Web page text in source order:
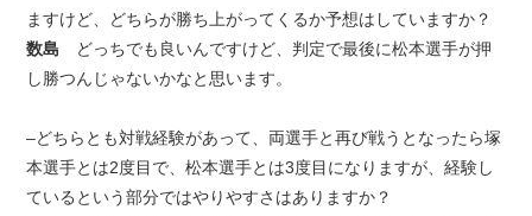
ますけど、どちらが勝ち上がってくるか予想はしていますか？
数島 どっちでも良いんですけど、判定で最後に松本選手が押
し勝つんじゃないかなと思います。
–どちらとも対戦経験があって、両選手と再び戦うとなったら塚
本選手とは2度目で、松本選手とは3度目になりますが、経験し
ているという部分ではやりやすさはありますか？